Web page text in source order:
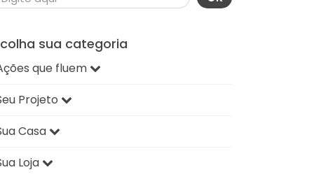
sua categoria
que fluem
Projeto
Casa
Loja